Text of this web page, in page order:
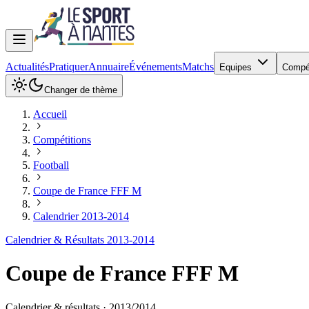
ActualitésPratiquerAnnuaireÉvénementsMatchs Equipes
Changer de thème
Accueil
Compétitions
Football
Coupe de France FFF M
Calendrier 2013-2014
Calendrier & Résultats 2013-2014
Coupe de France FFF M